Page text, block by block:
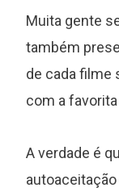
Muita gente
também
de cada filme
com a
A verdade é